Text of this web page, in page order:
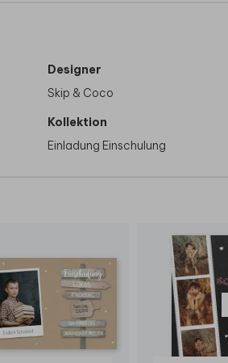
Designer
Skip & Coco
Kollektion
Einladung Einschulung